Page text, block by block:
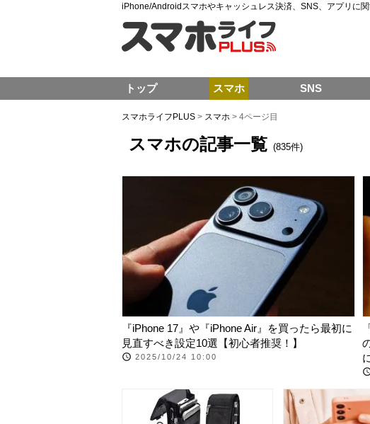
iPhone/Androidスマホやキャッシュレス決済、SNS、アプリに
スマホライフPLUS > スマホ > 4ページ目
スマホの記事一覧 (835件)
『iPhone 17』や『iPhone Air』を買ったら最初に
見直すべき設定10選【初心者推奨！】
2025/10/24 10:00
トップ スマホ SNS